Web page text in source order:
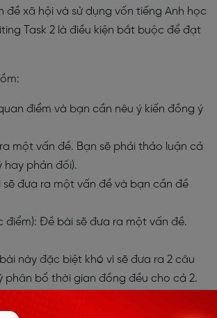
xã hội và sử dụng vốn tiếng Anh học
Task 2 là điều kiện bắt buộc để đạt
điểm và bạn cần nêu ý kiến đồng ý
một vấn đề. Bạn sẽ phải thảo luận cả
hay phản đối).
đưa ra một vấn đề và bạn cần đề
điểm): Đề bài sẽ đưa ra một vấn đề.
này đặc biệt khó vì sẽ đưa ra 2 câu
phân bổ thời gian đồng đều cho cả 2.
thí sinh